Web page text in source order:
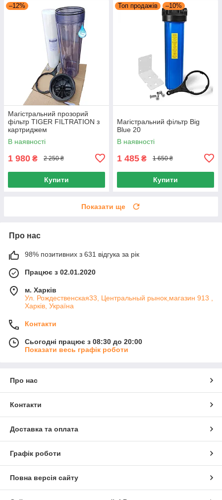
–12%
Магістральний прозорий
фільтр TIGER FILTRATION з
картриджем
В наявності
1 980 ₴ 2 250 ₴
Купити
Топ продажів –10%
Магістральний фільтр Big
Blue 20
В наявності
1 485 ₴ 1 650 ₴
Купити
Показати ще
Про нас
98% позитивних з 631 відгука за рік
Працює з 02.01.2020
м. Харків
Ул. Рождественская33, Центральный рынок,магазин 913 ,
Харків, Україна
Контакти
Сьогодні працює з 08:30 до 20:00
Показати весь графік роботи
Про нас
Контакти
Доставка та оплата
Графік роботи
Повна версія сайту